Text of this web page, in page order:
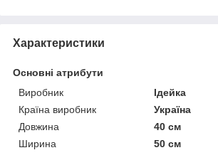
Характеристики
Основні атрибути
Виробник
Ідейка
Країна виробник
Україна
Довжина
40 см
Ширина
50 см